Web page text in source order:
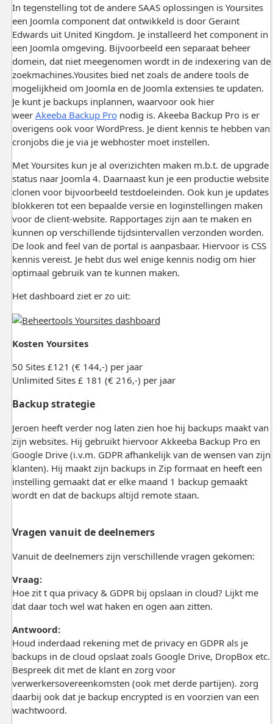
In tegenstelling tot de andere SAAS oplossingen is Yoursites
een Joomla component dat ontwikkeld is door Geraint
Edwards uit United Kingdom. Je installeerd het component in
een Joomla omgeving. Bijvoorbeeld een separaat beheer
domein, dat niet meegenomen wordt in de indexering van de
zoekmachines.Yousites bied net zoals de andere tools de
mogelijkheid om Joomla en de Joomla extensies te updaten.
Je kunt je backups inplannen, waarvoor ook hier
weer Akeeba Backup Pronodig is. Akeeba Backup Pro is er
overigens ook voor WordPress. Je dient kennis te hebben van
cronjobs die je via je webhoster moet instellen.
Met Yoursites kun je al overizichten maken m.b.t. de upgrade
status naar Joomla 4. Daarnaast kun je een productie website
clonen voor bijvoorbeeld testdoeleinden. Ook kun je updates
blokkeren tot een bepaalde versie en loginstellingen maken
voor de client-website. Rapportages zijn aan te maken en
kunnen op verschillende tijdsintervallen verzonden worden.
De look and feel van de portal is aanpasbaar. Hiervoor is CSS
kennis vereist. Je hebt dus wel enige kennis nodig om hier
optimaal gebruik van te kunnen maken.
Het dashboard ziet er zo uit:
Kosten Yoursites
50 Sites £121 (€ 144,-) per jaar
Unlimited Sites £ 181 (€ 216,-) per jaar
Backup strategie
Jeroen heeft verder nog laten zien hoe hij backups maakt van
zijn websites. Hij gebruikt hiervoor Akkeeba Backup Pro en
Google Drive (i.v.m. GDPR afhankelijk van de wensen van zijn
klanten). Hij maakt zijn backups in Zip formaat en heeft een
instelling gemaakt dat er elke maand 1 backup gemaakt
wordt en dat de backups altijd remote staan.
Vragen vanuit de deelnemers
Vanuit de deelnemers zijn verschillende vragen gekomen:
Vraag:
Hoe zit t qua privacy & GDPR bij opslaan in cloud? Lijkt me
dat daar toch wel wat haken en ogen aan zitten.
Antwoord:
Houd inderdaad rekening met de privacy en GDPR als je
backups in de cloud opslaat zoals Google Drive, DropBox etc.
Bespreek dit met de klant en zorg voor
verwerkersovereenkomsten (ook met derde partijen). zorg
daarbij ook dat je backup encrypted is en voorzien van een
wachtwoord.